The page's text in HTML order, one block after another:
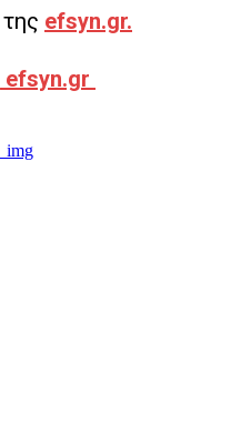
efsyn.gr.
efsyn.gr